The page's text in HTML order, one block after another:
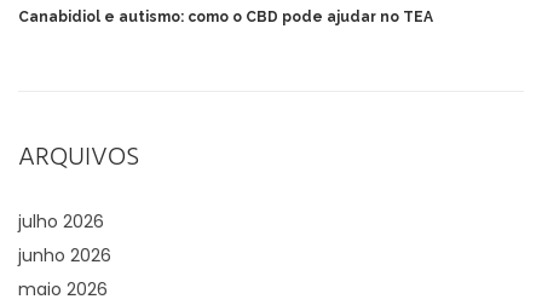
Canabidiol e autismo: como o CBD pode ajudar no TEA
ARQUIVOS
julho 2026
junho 2026
maio 2026